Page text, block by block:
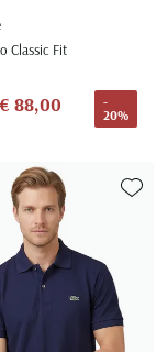
Classic Fit
€ 88,00
-
20%